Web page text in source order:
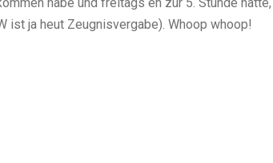
ist ja heut Zeugnisvergabe). Whoop whoop!